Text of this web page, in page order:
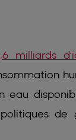
milliards
eau